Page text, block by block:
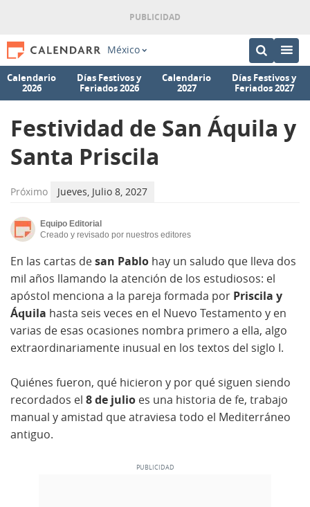
México
Calendario
2026
Días Festivos y
Feriados 2026
Calendario
2027
Días Festivos y
Feriados 2027
Festividad de San Áquila y
Santa Priscila
Próximo Jueves, Julio 8, 2027
Equipo Editorial
Creado y revisado por nuestros editores
En las cartas desan Pablo hay un saludo que lleva dos
mil años llamando la atención de los estudiosos: el
apóstol menciona a la pareja formada por Priscila y
Áquila hasta seis veces en el Nuevo Testamento y en
varias de esas ocasiones nombra primero a ella, algo
extraordinariamente inusual en los textos del siglo I.
Quiénes fueron, qué hicieron y por qué siguen siendo
recordados el 8 de julio es una historia de fe, trabajo
manual y amistad que atraviesa todo el Mediterráneo
antiguo.